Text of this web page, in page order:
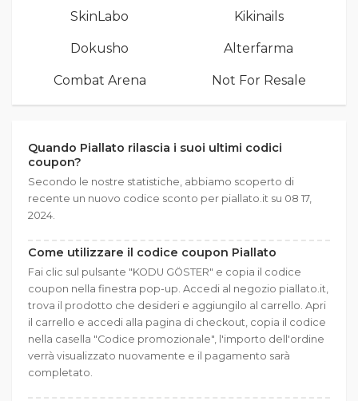
SkinLabo Kikinails
Dokusho Alterfarma
Combat Arena Not For Resale
Quando Piallato rilascia i suoi ultimi codici
coupon?
Secondo le nostre statistiche, abbiamo scoperto di
recente un nuovo codice sconto per piallato.it su 08 17,
2024.
Come utilizzare il codice coupon Piallato
Fai clic sul pulsante "KODU GÖSTER" e copia il codice
coupon nella finestra pop-up. Accedi al negozio piallato.it,
trova il prodotto che desideri e aggiungilo al carrello. Apri
il carrello e accedi alla pagina di checkout, copia il codice
nella casella "Codice promozionale", l'importo dell'ordine
verrà visualizzato nuovamente e il pagamento sarà
completato.